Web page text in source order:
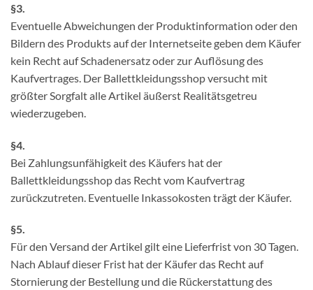
§3.
Eventuelle Abweichungen der Produktinformation oder den
Bildern des Produkts auf der Internetseite geben dem Käufer
kein Recht auf Schadenersatz oder zur Auflösung des
Kaufvertrages. Der Ballettkleidungsshop versucht mit
größter Sorgfalt alle Artikel äußerst Realitätsgetreu
wiederzugeben.
§4.
Bei Zahlungsunfähigkeit des Käufers hat der
Ballettkleidungsshop das Recht vom Kaufvertrag
zurückzutreten. Eventuelle Inkassokosten trägt der Käufer.
§5.
Für den Versand der Artikel gilt eine Lieferfrist von 30 Tagen.
Nach Ablauf dieser Frist hat der Käufer das Recht auf
Stornierung der Bestellung und die Rückerstattung des